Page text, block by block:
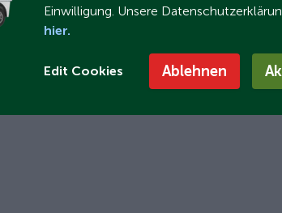
Einwilligung. Unsere
hier.
Edit Cookies Ablehnen